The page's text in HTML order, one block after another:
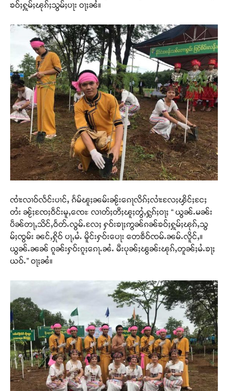
ၶဝ်ႈႁူမ်ႈၽုၵ်ႈသွမ်ႈပႃး ဝႃႈၼႆ။
ၸၢႆးလၢဝ်လႅင်းပၢင်ႇ ၵႅမ်ၽူႈၼမ်းၼႂ်းၵေႃလိၵ်ႈလၢႆးလႄႈၾိင်ႈငႄႈ
တႆး ၼႂ်ႈၸႄႈဝဵင်းမူႇၸေႊ လၢတ်ႈတီႈၽူႈတွႆႇႁွၵ်ႈဝႃႈ “ ယွၼ်ႉမၼ်း
ပဵၼ်တႃႇသိင်ႇဝႅတ်ႉလွမ်ႉလႄႈ ႁဝ်းၶႃႈဢွၼ်ၵၼ်ၶဝ်ႈႁူမ်ႈၽုၵ်ႇသွ
မ်ႈၸွမ်း ၼင်ႇႁိုဝ် ပႃႇမႆႉ မိူင်းႁဝ်းပေႃး တေၶဵဝ်ၸမ်ႉၼမ်ႉလိူင်ႇ။
ယွၼ်ႉၼၼ် ၵူၼ်းႁဝ်းၵူႈၵေႃႉၼႆႉ မီးပုၼ်ႈၽွၼ်းၽုၵ်ႇတူၼ်ႈမႆႉၶႃႈ
ယဝ်ႉ” ဝႃႈၼႆ။